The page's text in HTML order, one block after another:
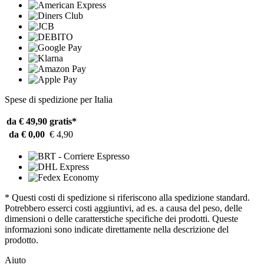
Spese di spedizione per Italia
da € 49,90 gratis*
da € 0,00 € 4,90
* Questi costi di spedizione si riferiscono alla spedizione standard.
Potrebbero esserci costi aggiuntivi, ad es. a causa del peso, delle
dimensioni o delle caratterstiche specifiche dei prodotti. Queste
informazioni sono indicate direttamente nella descrizione del
prodotto.
Aiuto